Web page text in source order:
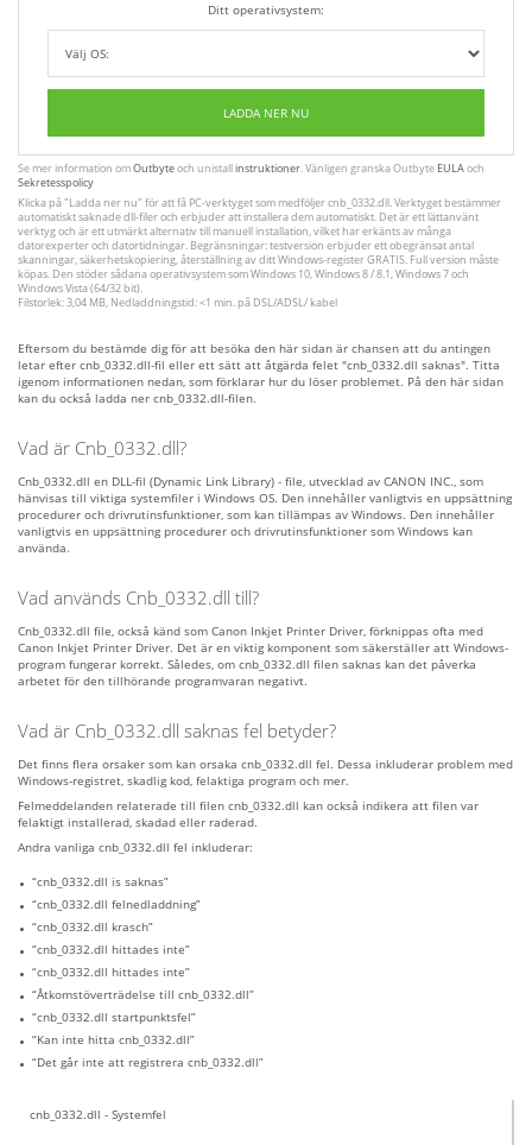
Ditt operativsystem:
LADDA NER NU
Se mer information omOutbyteoch unistallinstruktioner. Vänligen granska Outbyte EULAoch
Sekretesspolicy
Klicka på"Ladda ner nu" för att få PC-verktyget som medföljer cnb_0332.dll. Verktyget bestämmer
automatiskt saknade dll-filer och erbjuder att installera dem automatiskt. Det är ett lättanvänt
verktyg och är ett utmärkt alternativ till manuell installation, vilket har erkänts av många
datorexperter och datortidningar. Begränsningar: testversion erbjuder ett obegränsat antal
skanningar, säkerhetskopiering, återställning av ditt Windows-register GRATIS. Full version måste
köpas. Den stöder sådana operativsystem som Windows 10, Windows 8 / 8.1, Windows 7 och
Windows Vista (64/32 bit).
Filstorlek: 3,04 MB, Nedladdningstid: <1 min. på DSL/ADSL/ kabel
Eftersom du bestämde dig för att besöka den här sidan är chansen att du antingen
letar efter cnb_0332.dll-fil eller ett sätt att åtgärda felet "cnb_0332.dll saknas". Titta
igenom informationen nedan, som förklarar hur du löser problemet. På den här sidan
kan du också ladda ner cnb_0332.dll-filen.
Vad är Cnb_0332.dll?
Cnb_0332.dll en DLL-fil (Dynamic Link Library) - file, utvecklad av CANON INC., som
hänvisas till viktiga systemfiler i Windows OS. Den innehåller vanligtvis en uppsättning
procedurer och drivrutinsfunktioner, som kan tillämpas av Windows. Den innehåller
vanligtvis en uppsättning procedurer och drivrutinsfunktioner som Windows kan
använda.
Vad används Cnb_0332.dll till?
Cnb_0332.dll file, också känd som Canon Inkjet Printer Driver, förknippas ofta med
Canon Inkjet Printer Driver. Det är en viktig komponent som säkerställer att Windows-
program fungerar korrekt. Således, om cnb_0332.dll filen saknas kan det påverka
arbetet för den tillhörande programvaran negativt.
Vad är Cnb_0332.dll saknas fel betyder?
Det finns flera orsaker som kan orsaka cnb_0332.dll fel. Dessa inkluderar problem med
Windows-registret, skadlig kod, felaktiga program och mer.
Felmeddelanden relaterade till filen cnb_0332.dll kan också indikera att filen var
felaktigt installerad, skadad eller raderad.
Andra vanliga cnb_0332.dll fel inkluderar:
“cnb_0332.dll is saknas”
“cnb_0332.dll felnedladdning”
“cnb_0332.dll krasch”
“cnb_0332.dll hittades inte”
“cnb_0332.dll hittades inte”
“Åtkomstöverträdelse till cnb_0332.dll”
“cnb_0332.dll startpunktsfel”
“Kan inte hitta cnb_0332.dll”
“Det går inte att registrera cnb_0332.dll”
cnb_0332.dll - Systemfel